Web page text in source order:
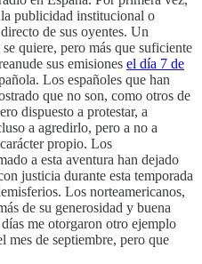
publicidad institucional o
de sus oyentes. Un
quiere, pero más que suficiente
sus emisiones el día 7 de
Los españoles que han
que no son, como otros de
dispuesto a protestar, a
a agredirlo, pero a no a
propio. Los
a esta aventura han dejado
justicia durante esta temporada
Los norteamericanos,
de su generosidad y buena
me otorgaron otro ejemplo
mes de septiembre, pero que